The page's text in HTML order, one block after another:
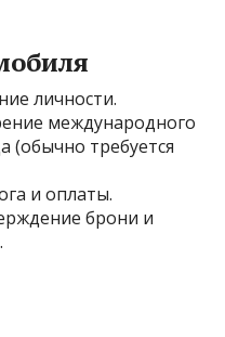
личности.
международного
(обычно требуется
и оплаты.
брони и